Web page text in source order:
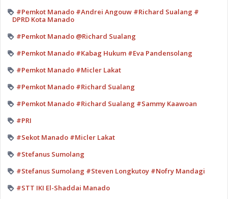
#Pemkot Manado #Andrei Angouw #Richard Sualang #
DPRD Kota Manado
#Pemkot Manado @Richard Sualang
#Pemkot Manado #Kabag Hukum #Eva Pandensolang
#Pemkot Manado #Micler Lakat
#Pemkot Manado #Richard Sualang
#Pemkot Manado #Richard Sualang #Sammy Kaawoan
#PRI
#Sekot Manado #Micler Lakat
#Stefanus Sumolang
#Stefanus Sumolang #Steven Longkutoy #Nofry Mandagi
#STT IKI El-Shaddai Manado